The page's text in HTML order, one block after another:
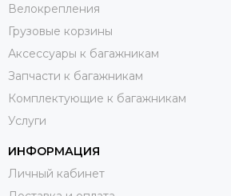
Велокрепления
Грузовые корзины
Аксессуары к багажникам
Запчасти к багажникам
Комплектующие к багажникам
Услуги
ИНФОРМАЦИЯ
Личный кабинет